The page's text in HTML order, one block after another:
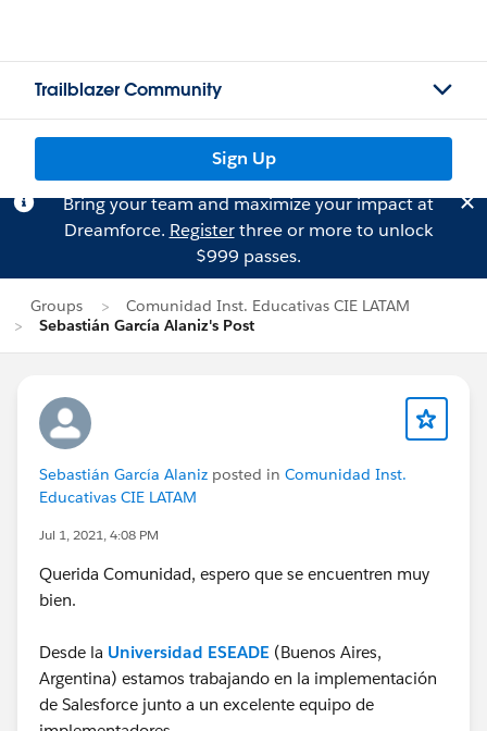
Trailblazer Community
Sign Up
Bring your team and maximize your impact at
Dreamforce. Registerthree or more to unlock
$999 passes.
Groups
Comunidad Inst. Educativas CIE LATAM
Sebastián García Alaniz's Post
Sebastián García Alaniz posted in Comunidad Inst.
Educativas CIE LATAM
Jul 1, 2021, 4:08 PM
Querida Comunidad, espero que se encuentren muy
bien.
Desde la Universidad ESEADE (Buenos Aires,
Argentina) estamos trabajando en la implementación
de Salesforce junto a un excelente equipo de